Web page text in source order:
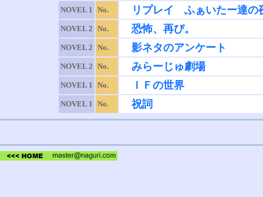
NOVEL 1 No. リプレイ ふぁいたー達の
NOVEL 2 No. 恐怖、再び。
NOVEL 2 No. 影ネタのアンケート
NOVEL 2 No. みらーじゅ劇場
NOVEL 1 No. ＩＦの世界
NOVEL 1 No. 祝詞